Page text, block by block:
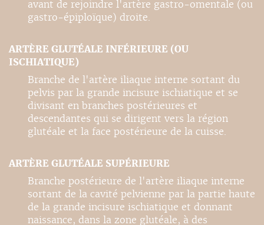
avant de rejoindre l'artère gastro-omentale (ou
gastro-épiploïque) droite.
ARTÈRE GLUTÉALE INFÉRIEURE (OU
ISCHIATIQUE)
Branche de l'artère iliaque interne sortant du
pelvis par la grande incisure ischiatique et se
divisant en branches postérieures et
descendantes qui se dirigent vers la région
glutéale et la face postérieure de la cuisse.
ARTÈRE GLUTÉALE SUPÉRIEURE
Branche postérieure de l'artère iliaque interne
sortant de la cavité pelvienne par la partie haute
de la grande incisure ischiatique et donnant
naissance, dans la zone glutéale, à des